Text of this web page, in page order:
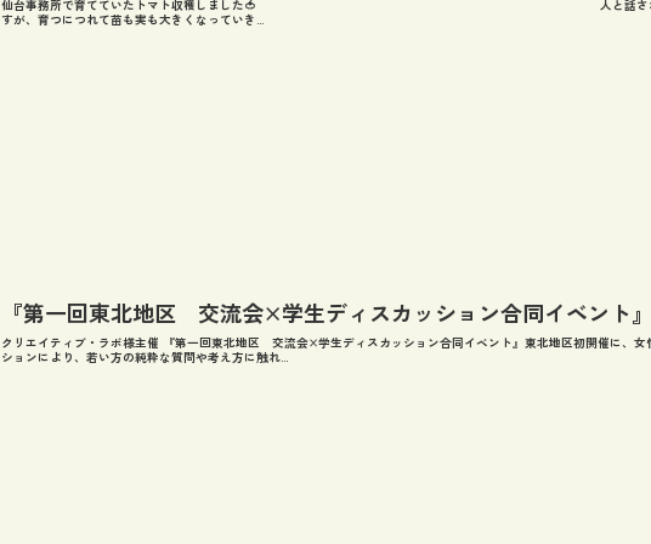
仙台事務所で育てていたトマト収穫しました🍅 人と話さない日でもトマトと会話を
すが、育つにつれて苗も実も大きくなっていき...
『第一回東北地区 交流会×学生ディスカッション合同イベント
クリエイティブ・ラボ様主催 『第一回東北地区 交流会×学生ディスカッション合同イベント』東北地区初開催に、
ションにより、若い方の純粋な質問や考え方に触れ...